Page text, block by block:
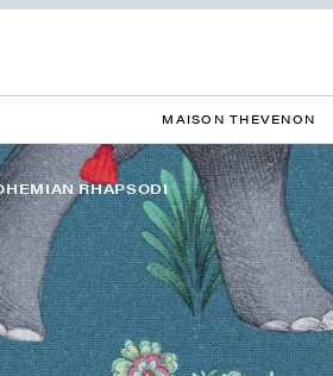
MAISON THEVENON
RHAPSODI